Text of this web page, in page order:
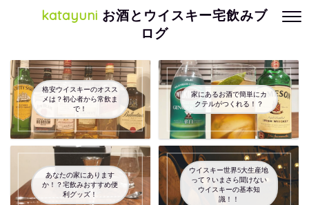
katayuni お酒とウイスキー宅飲みブ
ログ
格安ウイスキーのオスス
メは？初心者から常飲ま
で！
家にあるお酒で簡単にカ
クテルがつくれる！？
あなたの家にあります
か！？宅飲みおすすめ便
利グッズ！
ウイスキー世界5大生産地
って？いまさら聞けない
ウイスキーの基本知
識！！